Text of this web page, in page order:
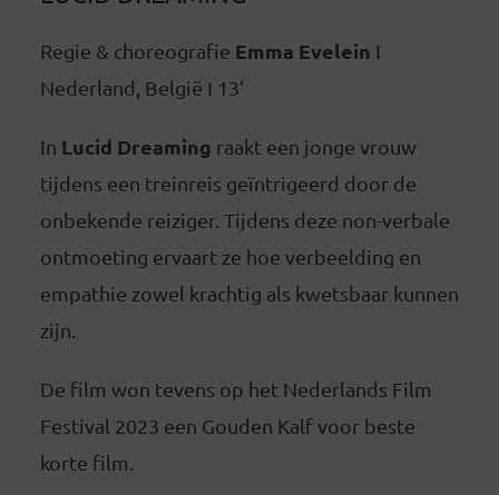
Regie & choreografie Emma Evelein I
Nederland, België I 13’
In Lucid Dreaming raakt een jonge vrouw
tijdens een treinreis geïntrigeerd door de
onbekende reiziger. Tijdens deze non-verbale
ontmoeting ervaart ze hoe verbeelding en
empathie zowel krachtig als kwetsbaar kunnen
zijn.
De film won tevens op het Nederlands Film
Festival 2023 een Gouden Kalf voor beste
korte film.